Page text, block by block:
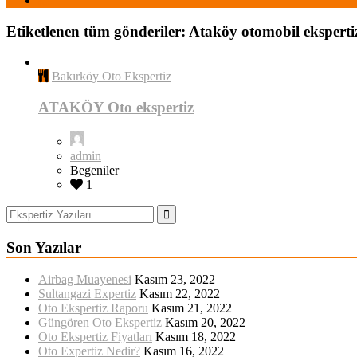
Etiketlenen tüm gönderiler: Ataköy otomobil
Bakırköy Oto Ekspertiz
ATAKÖY Oto ekspertiz
admin
Begeniler
1
Son Yazılar
Airbag Muayenesi Kasım 23, 2022
Sultangazi Expertiz Kasım 22, 2022
Oto Ekspertiz Raporu Kasım 21, 2022
Güngören Oto Ekspertiz Kasım 20, 2022
Oto Ekspertiz Fiyatları Kasım 18, 2022
Oto Expertiz Nedir? Kasım 16, 2022